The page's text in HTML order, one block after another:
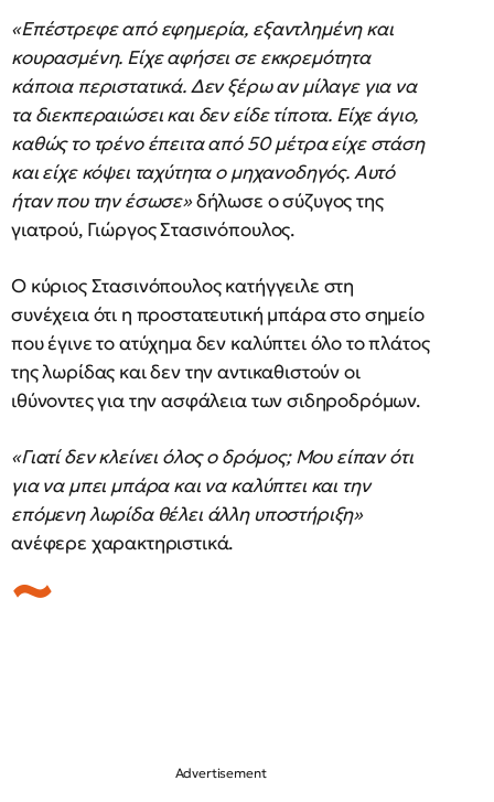
«Επέστρεφε από εφημερία, εξαντλημένη και
κουρασμένη. Είχε αφήσει σε εκκρεμότητα
κάποια περιστατικά. Δεν ξέρω αν μίλαγε για να
τα διεκπεραιώσει και δεν είδε τίποτα. Είχε άγιο,
καθώς το τρένο έπειτα από 50 μέτρα είχε στάση
και είχε κόψει ταχύτητα ο μηχανοδηγός. Αυτό
ήταν που την έσωσε»δήλωσε ο σύζυγος της
γιατρού, Γιώργος Στασινόπουλος.
Ο κύριος Στασινόπουλος κατήγγειλε στη
συνέχεια ότι η προστατευτική μπάρα στο σημείο
που έγινε το ατύχημα δεν καλύπτει όλο το πλάτος
της λωρίδας και δεν την αντικαθιστούν οι
ιθύνοντες για την ασφάλεια των σιδηροδρόμων.
«Γιατί δεν κλείνει όλος ο δρόμος; Μου είπαν ότι
για να μπει μπάρα και να καλύπτει και την
επόμενη λωρίδα θέλει άλλη υποστήριξη»
ανέφερε χαρακτηριστικά.